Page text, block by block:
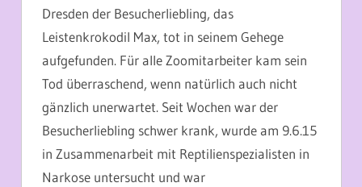
Dresden der Besucherliebling, das
Leistenkrokodil Max, tot in seinem Gehege
aufgefunden. Für alle Zoomitarbeiter kam sein
Tod überraschend, wenn natürlich auch nicht
gänzlich unerwartet. Seit Wochen war der
Besucherliebling schwer krank, wurde am 9.6.15
in Zusammenarbeit mit Reptilienspezialisten in
Narkose untersucht und war